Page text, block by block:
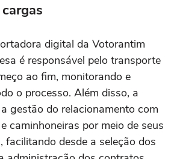
digital da Votorantim
é responsável pelo transporte
ao fim, monitorando e
o processo. Além disso, a
gestão do relacionamento com
caminhoneiras por meio de seus
facilitando desde a seleção dos